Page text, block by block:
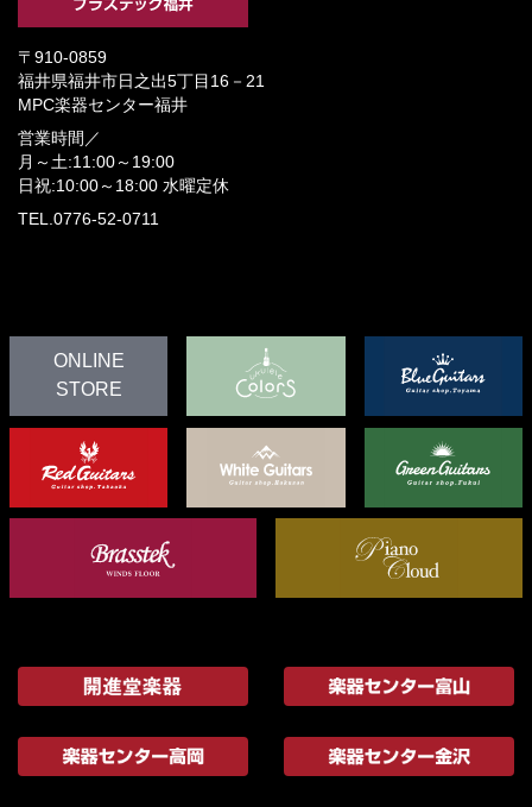
〒910-0859
福井県福井市日之出5丁目16－21
MPC楽器センター福井
営業時間／
月～土:11:00～19:00
日祝:10:00～18:00 水曜定休
TEL.0776-52-0711
ONLINE
STORE